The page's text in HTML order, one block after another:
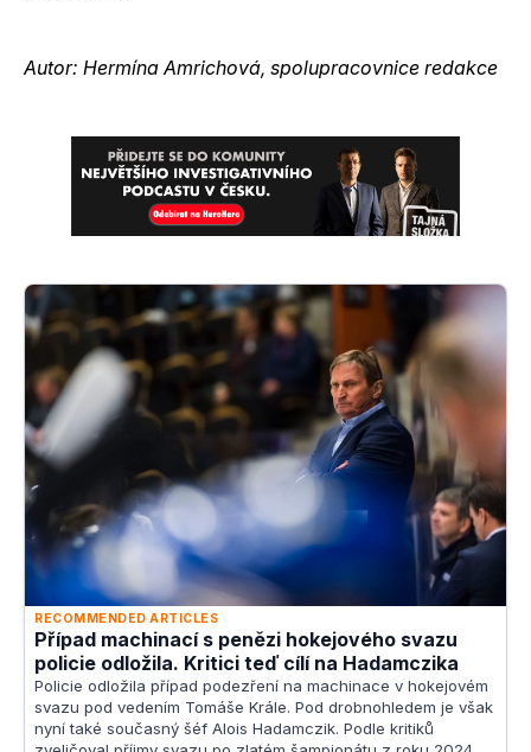
Autor: Hermína Amrichová, spolupracovnice redakce